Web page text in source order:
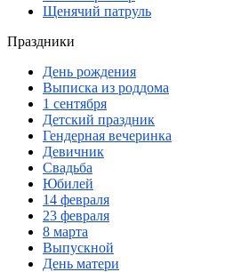
Щенячий патруль
Праздники
День рождения
Выписка из роддома
1 сентября
Детский праздник
Гендерная вечеринка
Девичник
Свадьба
Юбилей
14 февраля
23 февраля
8 марта
Выпускной
День матери